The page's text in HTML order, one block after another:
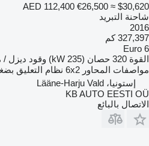
AED 112,400 €26,500 ≈ $30,620
شاحنة التبريد
2016
327,397 كم
Euro 6
القوة 320 حصان (235 kW) وقود ديزل /
مواصفات المحاور 6x2 نظام التعليق
إستونيا، Lääne-Harju Vald
KB AUTO EESTI OÜ
الاتصال بالبائع